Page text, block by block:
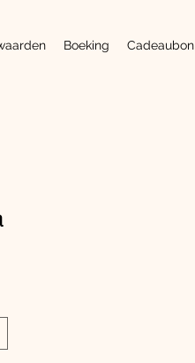
Boeking Cadeaubon